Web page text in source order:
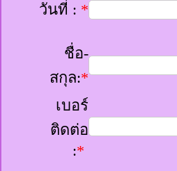
วันที่ : *
ชื่อ-
สกุล:*
เบอร์
ติดต่อ
:*